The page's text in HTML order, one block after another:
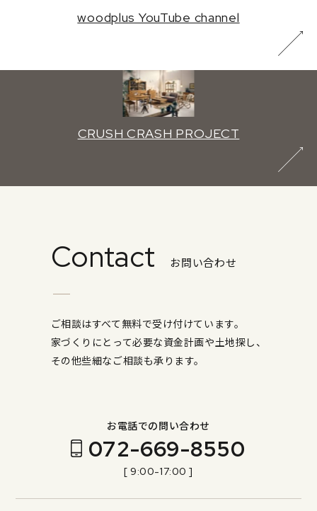
woodplus YouTube channel
CRUSH CRASH PROJECT
Contact お問い合わせ
ご相談はすべて無料で受け付けています。
家づくりにとって必要な資金計画や土地探し、
その他些細なご相談も承ります。
お電話での問い合わせ
072-669-8550
[ 9:00-17:00 ]